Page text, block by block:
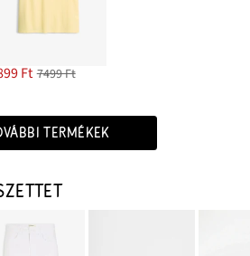
Ft 7499 Ft
TERMÉKEK